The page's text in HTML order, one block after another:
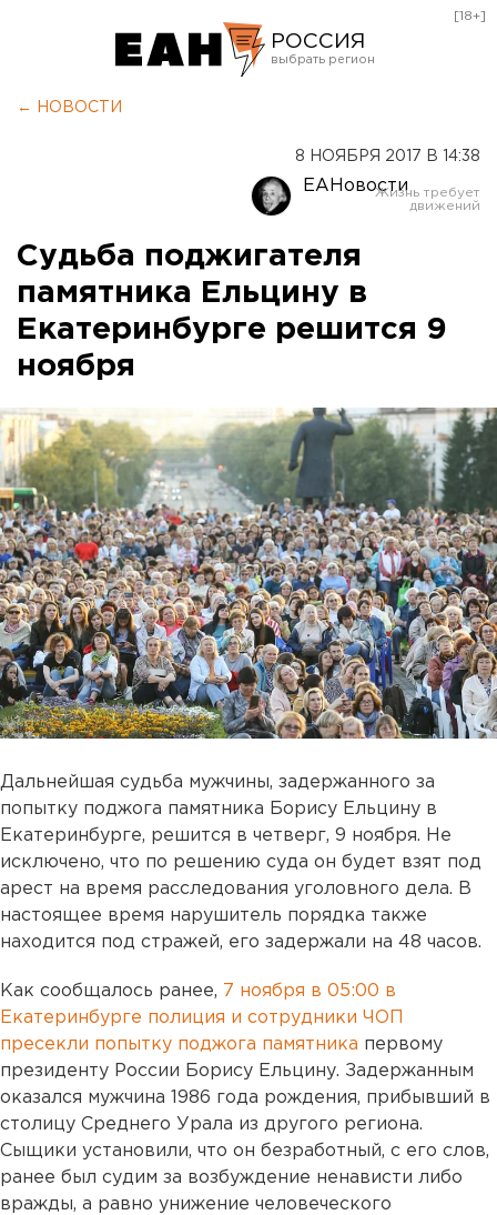
РОССИЯ
Оренбург
[18+]
← НОВОСТИ
8 НОЯБРЯ 2017 В 14:38
ЕАНовости
Судьба поджигателя
памятника Ельцину в
Екатеринбурге решится 9
ноября
Дальнейшая судьба мужчины, задержанного за
попытку поджога памятника Борису Ельцину в
Екатеринбурге, решится в четверг, 9 ноября. Не
исключено, что по решению суда он будет взят под
арест на время расследования уголовного дела. В
настоящее время нарушитель порядка также
находится под стражей, его задержали на 48 часов.
Как сообщалось ранее, 7 ноября в 05:00 в
Екатеринбурге полиция и сотрудники ЧОП
пресекли попытку поджога памятника первому
президенту России Борису Ельцину. Задержанным
оказался мужчина 1986 года рождения, прибывший в
столицу Среднего Урала из другого региона.
Сыщики установили, что он безработный, с его слов,
ранее был судим за возбуждение ненависти либо
вражды, а равно унижение человеческого